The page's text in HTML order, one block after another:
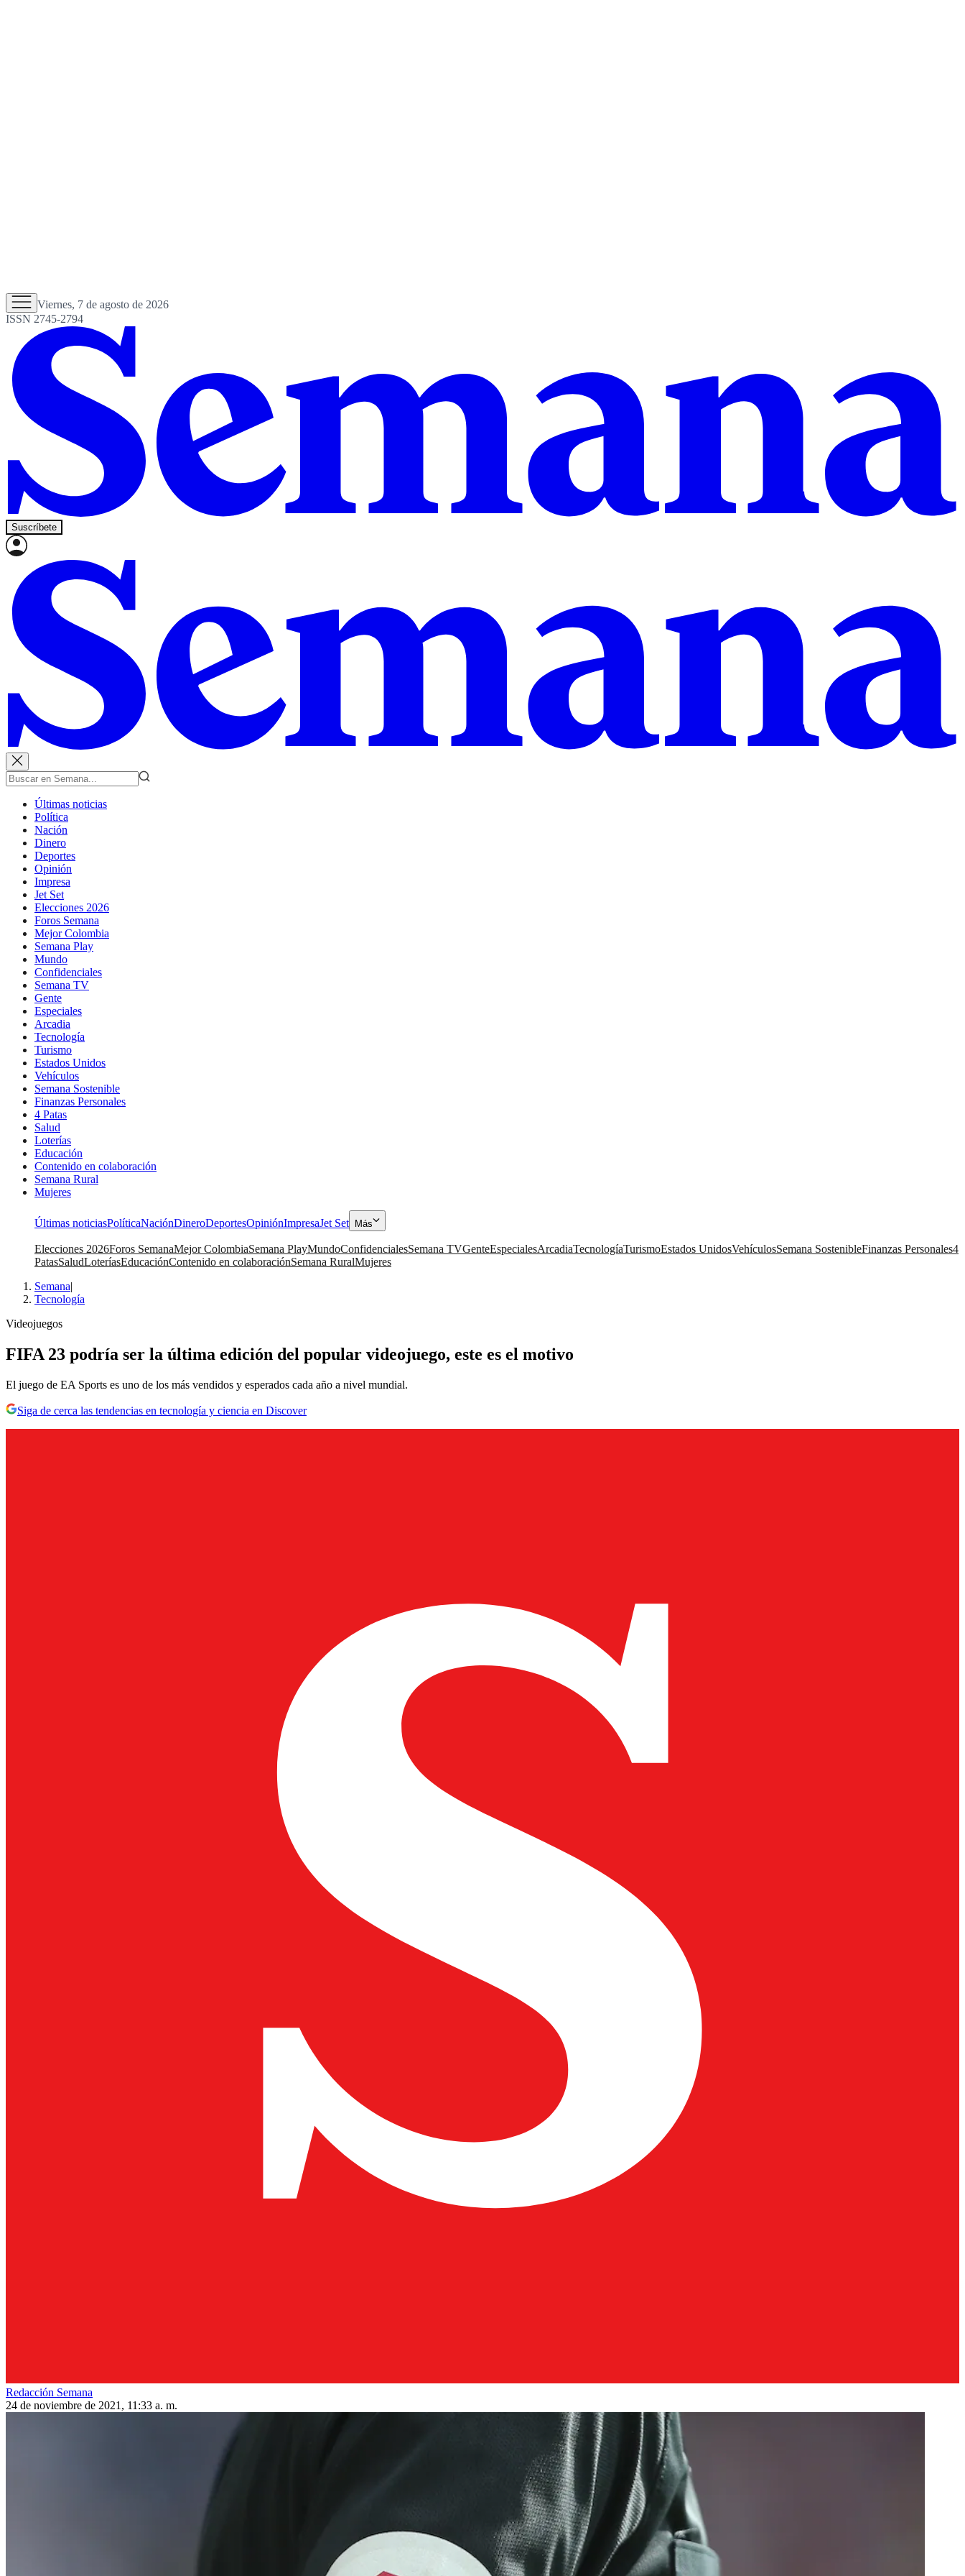
Viernes, 7 de agosto de 2026
ISSN 2745-2794
Suscríbete
Últimas noticias
Política
Nación
Dinero
Deportes
Opinión
Impresa
Jet Set
Elecciones 2026
Foros Semana
Mejor Colombia
Semana Play
Mundo
Confidenciales
Semana TV
Gente
Especiales
Arcadia
Tecnología
Turismo
Estados Unidos
Vehículos
Semana Sostenible
Finanzas Personales
4 Patas
Salud
Loterías
Educación
Contenido en colaboración
Semana Rural
Mujeres
Últimas noticiasPolíticaNaciónDineroDeportesOpiniónImpresaJet Set Más
Elecciones 2026Foros SemanaMejor ColombiaSemana PlayMundoConfidencialesSemana TVGenteEspecialesArcadiaTecnologíaTurismoEstados UnidosVehículosSemana SostenibleFinanzas Personales4
PatasSaludLoteríasEducaciónContenido en colaboraciónSemana RuralMujeres
Semana|
Tecnología
Videojuegos
FIFA 23 podría ser la última edición del popular videojuego, este es el motivo
El juego de EA Sports es uno de los más vendidos y esperados cada año a nivel mundial.
Siga de cerca las tendencias en tecnología y ciencia en Discover
Redacción Semana
24 de noviembre de 2021, 11:33 a. m.